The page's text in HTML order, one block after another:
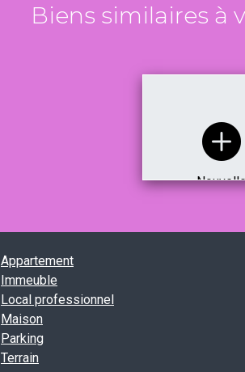
Biens similaires à
Appartement
Immeuble
Local professionnel
Maison
Parking
Terrain